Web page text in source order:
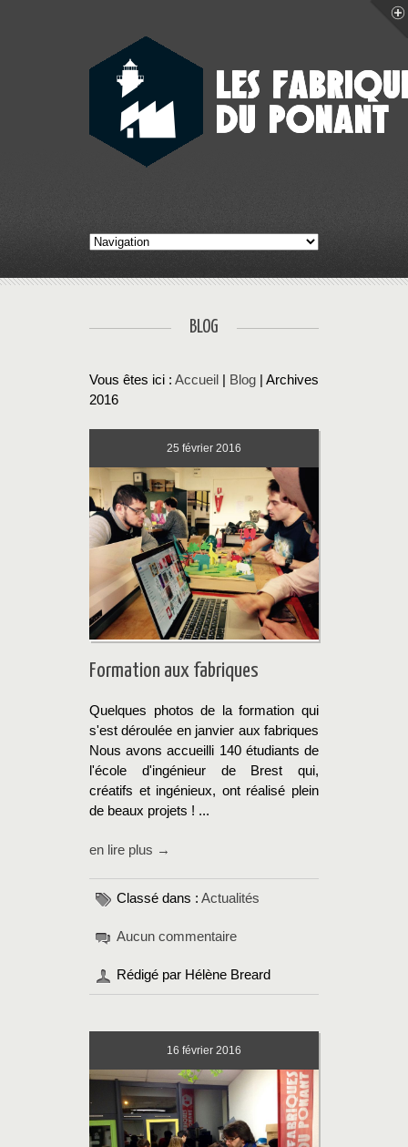
BLOG
Vous êtes ici : Accueil Blog | Archives
2016
25 février 2016
Formation aux fabriques
Quelques photos de la formation qui
s'est déroulée en janvier aux fabriques
Nous avons accueilli 140 étudiants de
l'école d'ingénieur de Brest qui,
créatifs et ingénieux, ont réalisé plein
de beaux projets ! ...
en lire plus →
Classé dans : Actualités
Aucun commentaire
Rédigé par Hélène Breard
16 février 2016